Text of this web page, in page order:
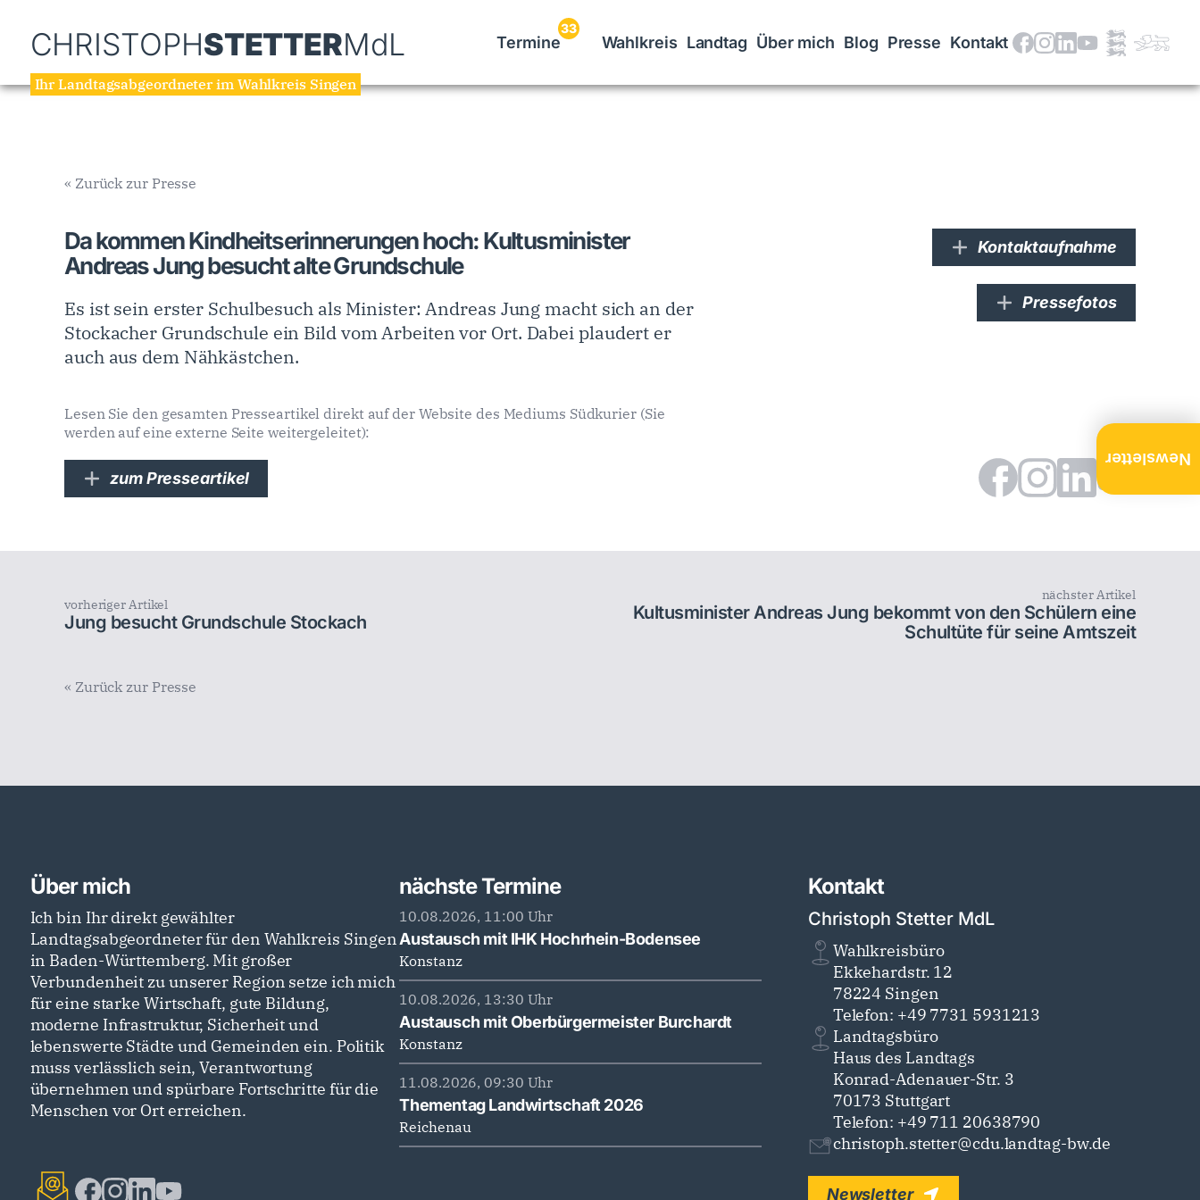
CHRISTOPHSTETTERMdL
Ihr Landtagsabgeordneter im Wahlkreis Singen
Termine
33
Wahlkreis Landtag Über mich Blog Presse Kontakt
Newsletter
« Zurück zur Presse
Da kommen Kindheitserinnerungen hoch: Kultusminister
Andreas Jung besucht alte Grundschule
Es ist sein erster Schulbesuch als Minister: Andreas Jung macht sich an der
Stockacher Grundschule ein Bild vom Arbeiten vor Ort. Dabei plaudert er
auch aus dem Nähkästchen.
Lesen Sie den gesamten Presseartikel direkt auf der Website des Mediums Südkurier (Sie
werden auf eine externe Seite weitergeleitet):
zum Presseartikel
Kontaktaufnahme
Pressefotos
vorheriger Artikel
Jung besucht Grundschule Stockach
nächster Artikel
Kultusminister Andreas Jung bekommt von den Schülern eine
Schultüte für seine Amtszeit
« Zurück zur Presse
Über mich
Ich bin Ihr direkt gewählter
Landtagsabgeordneter für den Wahlkreis Singen
in Baden-Württemberg. Mit großer
Verbundenheit zu unserer Region setze ich mich
für eine starke Wirtschaft, gute Bildung,
moderne Infrastruktur, Sicherheit und
lebenswerte Städte und Gemeinden ein. Politik
muss verlässlich sein, Verantwortung
übernehmen und spürbare Fortschritte für die
Menschen vor Ort erreichen.
nächste Termine
10.08.2026, 11:00 Uhr
Austausch mit IHK Hochrhein-Bodensee
Konstanz
10.08.2026, 13:30 Uhr
Austausch mit Oberbürgermeister Burchardt
Konstanz
11.08.2026, 09:30 Uhr
Thementag Landwirtschaft 2026
Reichenau
Kontakt
Christoph Stetter MdL
Wahlkreisbüro
Ekkehardstr. 12
78224 Singen
Telefon: +49 7731 5931213
Landtagsbüro
Haus des Landtags
Konrad-Adenauer-Str. 3
70173 Stuttgart
Telefon: +49 711 20638790
christoph.stetter@cdu.landtag-bw.de
Newsletter